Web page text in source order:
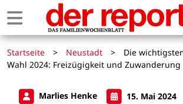
Startseite > Neustadt >
Die
Wahl 2024: Freizügigkeit und Zuwanderung
Marlies Henke 15. Mai 2024